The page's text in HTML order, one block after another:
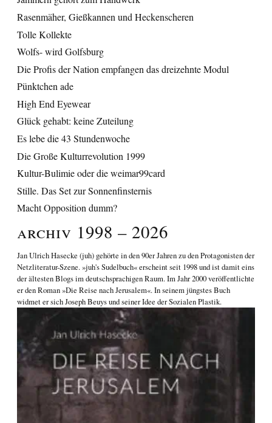
Rasenmäher, Gießkannen und Heckenscheren
Tolle Kollekte
Wolfs- wird Golfsburg
Die Profis der Nation empfangen das dreizehnte Modul
Pünktchen ade
High End Eyewear
Glück gehabt: keine Zuteilung
Es lebe die 43 Stundenwoche
Die Große Kulturrevolution 1999
Kultur-Bulimie oder die weimar99card
Stille. Das Set zur Sonnenfinsternis
Macht Opposition dumm?
Archiv 1998 – 2026
Jan Ulrich Hasecke (juh) gehörte in den 90er Jahren zu den Protagonisten der
Netzliteratur-Szene. »juh's Sudelbuch« erscheint seit 1998 und ist damit eins
der ältesten Blogs im deutschsprachigen Raum. Im Jahr 2000 veröffentlichte
er den Roman»Die Reise nach Jerusalem«. In seinem jüngstes Buch
widmet er sichJoseph Beuys und seiner Idee der Sozialen Plastik.